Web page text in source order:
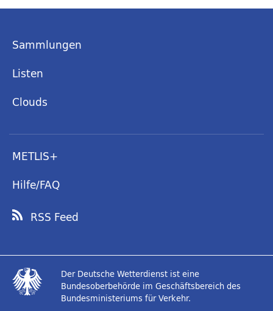
Sammlungen
Listen
Clouds
METLIS+
Hilfe/FAQ
RSS Feed
Der Deutsche Wetterdienst ist eine
Bundesoberbehörde im Geschäftsbereich des
Bundesministeriums für Verkehr.